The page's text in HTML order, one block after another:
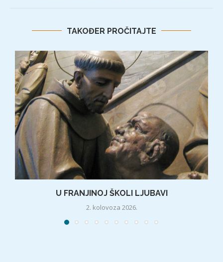
TAKOĐER PROČITAJTE
U FRANJINOJ ŠKOLI LJUBAVI
2. kolovoza 2026.